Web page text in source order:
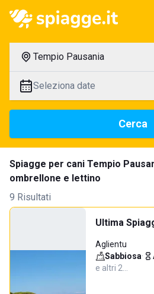
Tempio Pausania
Seleziona date
Cerca
Spiagge per cani Tempio
ombrellone e lettino
9 Risultati
Ultima
Aglientu
Sabbiosa·
e altri 2…